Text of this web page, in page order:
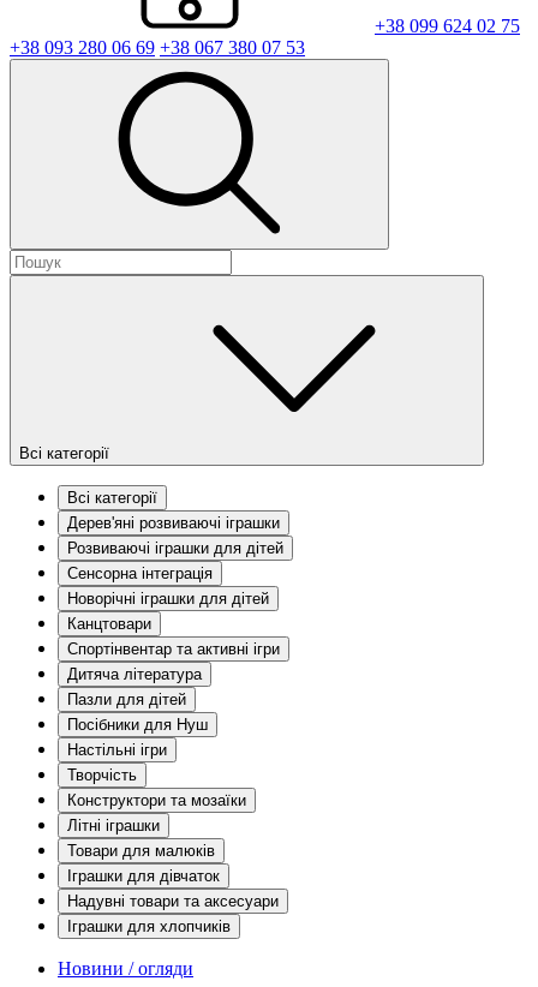
+38 099 624 02 75
+38 093 280 06 69 +38 067 380 07 53
Всі категорії
Всі категорії
Дерев'яні розвиваючі іграшки
Розвиваючі іграшки для дітей
Сенсорна інтеграція
Новорічні іграшки для дітей
Канцтовари
Спортінвентар та активні ігри
Дитяча література
Пазли для дітей
Посібники для Нуш
Настільні ігри
Творчість
Конструктори та мозаїки
Літні іграшки
Товари для малюків
Іграшки для дівчаток
Надувні товари та аксесуари
Іграшки для хлопчиків
Новини / огляди